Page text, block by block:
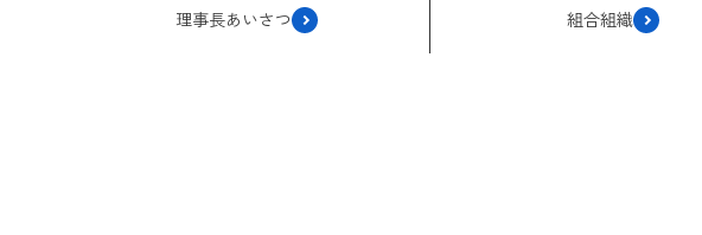
理事長あいさつ 組合組織